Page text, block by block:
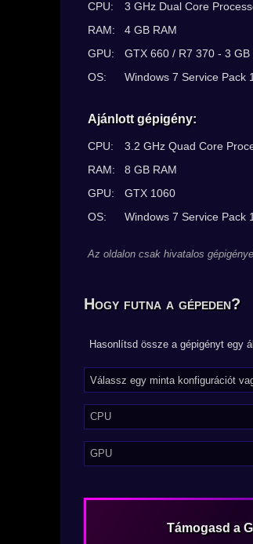
CPU:
3 GHz Dual Core
RAM:
4 GB RAM
GPU:
GTX 660 / R7 370 - 3
OS:
Windows 7 Service Pack
Ajánlott gépigény:
CPU:
3.2 GHz Quad Core
RAM:
8 GB RAM
GPU:
GTX 1060
OS:
Windows 7 Service Pack
Az oldalon csak hivatalos
Hogy futna a gépeden?
Hasonlítsd össze a gépigényt egy
CPU
GPU
Támogasd a